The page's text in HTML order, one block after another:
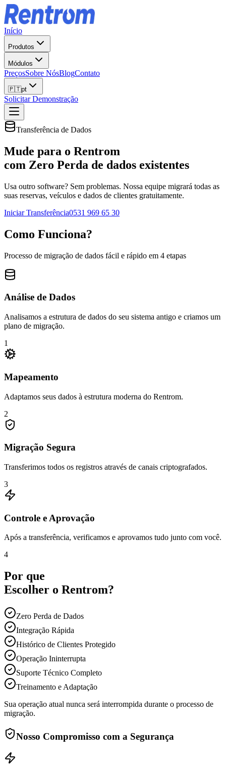
Início
Produtos
Módulos
PreçosSobre NósBlogContato
🇵🇹pt
Solicitar Demonstração
Transferência de Dados
Mude para o Rentrom
com Zero Perda de dados existentes
Usa outro software? Sem problemas. Nossa equipe migrará todas as
suas reservas, veículos e dados de clientes gratuitamente.
Iniciar Transferência0531 969 65 30
Como Funciona?
Processo de migração de dados fácil e rápido em 4 etapas
Análise de Dados
Analisamos a estrutura de dados do seu sistema antigo e criamos um
plano de migração.
1
Mapeamento
Adaptamos seus dados à estrutura moderna do Rentrom.
2
Migração Segura
Transferimos todos os registros através de canais criptografados.
3
Controle e Aprovação
Após a transferência, verificamos e aprovamos tudo junto com você.
4
Por que
Escolher o Rentrom?
Zero Perda de Dados
Integração Rápida
Histórico de Clientes Protegido
Operação Ininterrupta
Suporte Técnico Completo
Treinamento e Adaptação
Sua operação atual nunca será interrompida durante o processo de
migração.
Nosso Compromisso com a Segurança